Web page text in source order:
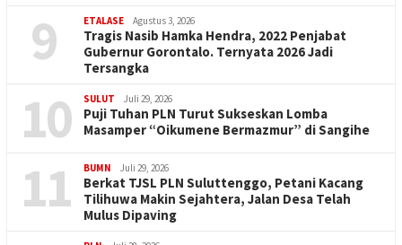
9 ETALASE Agustus 3, 2026
Tragis Nasib Hamka Hendra, 2022 Penjabat
Gubernur Gorontalo. Ternyata 2026 Jadi
Tersangka
10 SULUT Juli 29, 2026
Puji Tuhan PLN Turut Sukseskan Lomba
Masamper “Oikumene Bermazmur” di Sangihe
11 BUMN Juli 29, 2026
Berkat TJSL PLN Suluttenggo, Petani Kacang
Tilihuwa Makin Sejahtera, Jalan Desa Telah
Mulus Dipaving